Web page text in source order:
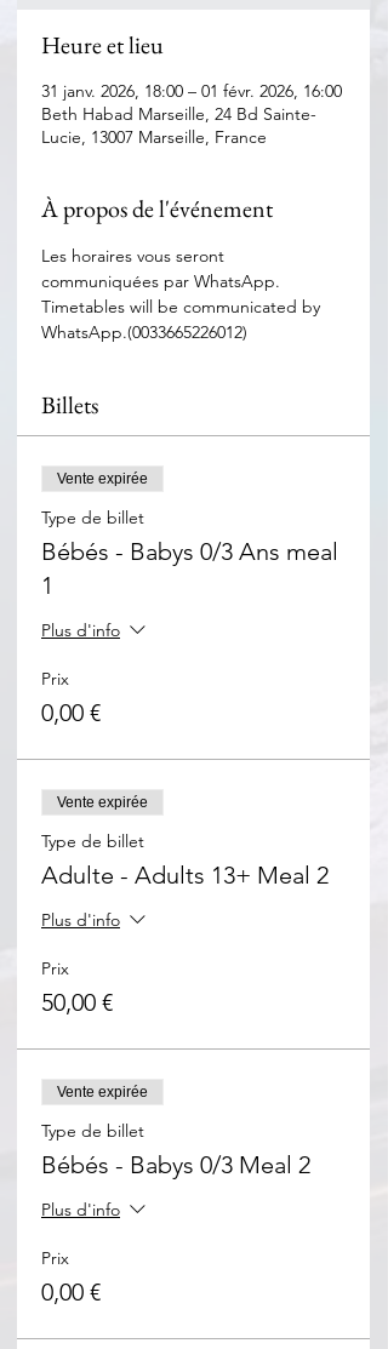
Heure et lieu
31 janv. 2026, 18:00 – 01 févr. 2026, 16:00
Beth Habad Marseille, 24 Bd Sainte-
Lucie, 13007 Marseille, France
À propos de l'événement
Les horaires vous seront
communiquées par WhatsApp.
Timetables will be communicated by
WhatsApp.(0033665226012)
Billets
Vente expirée
Type de billet
Bébés - Babys 0/3 Ans meal
1
Plus d'info
Prix
0,00 €
Vente expirée
Type de billet
Adulte - Adults 13+ Meal 2
Plus d'info
Prix
50,00 €
Vente expirée
Type de billet
Bébés - Babys 0/3 Meal 2
Plus d'info
Prix
0,00 €